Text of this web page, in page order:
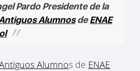
Pardo Presidente de la
AlumnosdeENAE
Alumnos de ENAE